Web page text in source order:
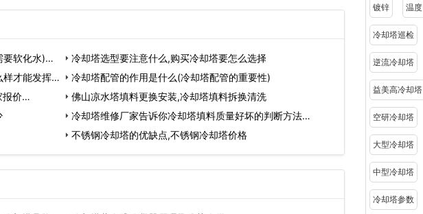
要软化水)…
冷却塔选型要注意什么,购买冷却塔要怎么选择
样才能发挥
冷却塔配管的作用是什么(冷却塔配管的重要性)
报价…
佛山凉水塔填料更换安装,冷却塔填料拆换清洗
冷却塔维修厂家告诉你冷却塔填料质量好坏的判断方法…
不锈钢冷却塔的优缺点,不锈钢冷却塔价格
镀锌 温度
冷却塔巡检
逆流冷却塔
益美高冷却塔
空研冷却塔
大型冷却塔
中型冷却塔
冷却塔参数